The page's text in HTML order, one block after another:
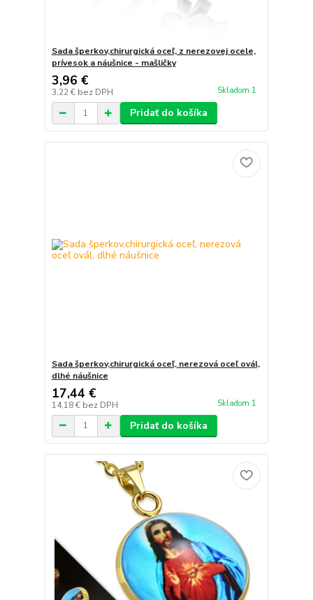
Sada šperkov,chirurgická oceľ, z nerezovej ocele,
prívesok a náušnice - mašličky
3,96 €
3,22 € bez DPH Skladom 1
Pridať do košíka
Sada šperkov,chirurgická oceľ, nerezová oceľ ovál,
dlhé náušnice
17,44 €
14,18 € bez DPH Skladom 1
Pridať do košíka